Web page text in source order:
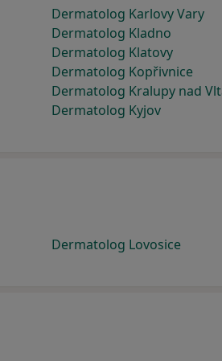
Dermatolog Karlovy Vary
Dermatolog Kladno
Dermatolog Klatovy
Dermatolog Kopřivnice
Dermatolog Kralupy nad
Dermatolog Kyjov
Dermatolog Lovosice